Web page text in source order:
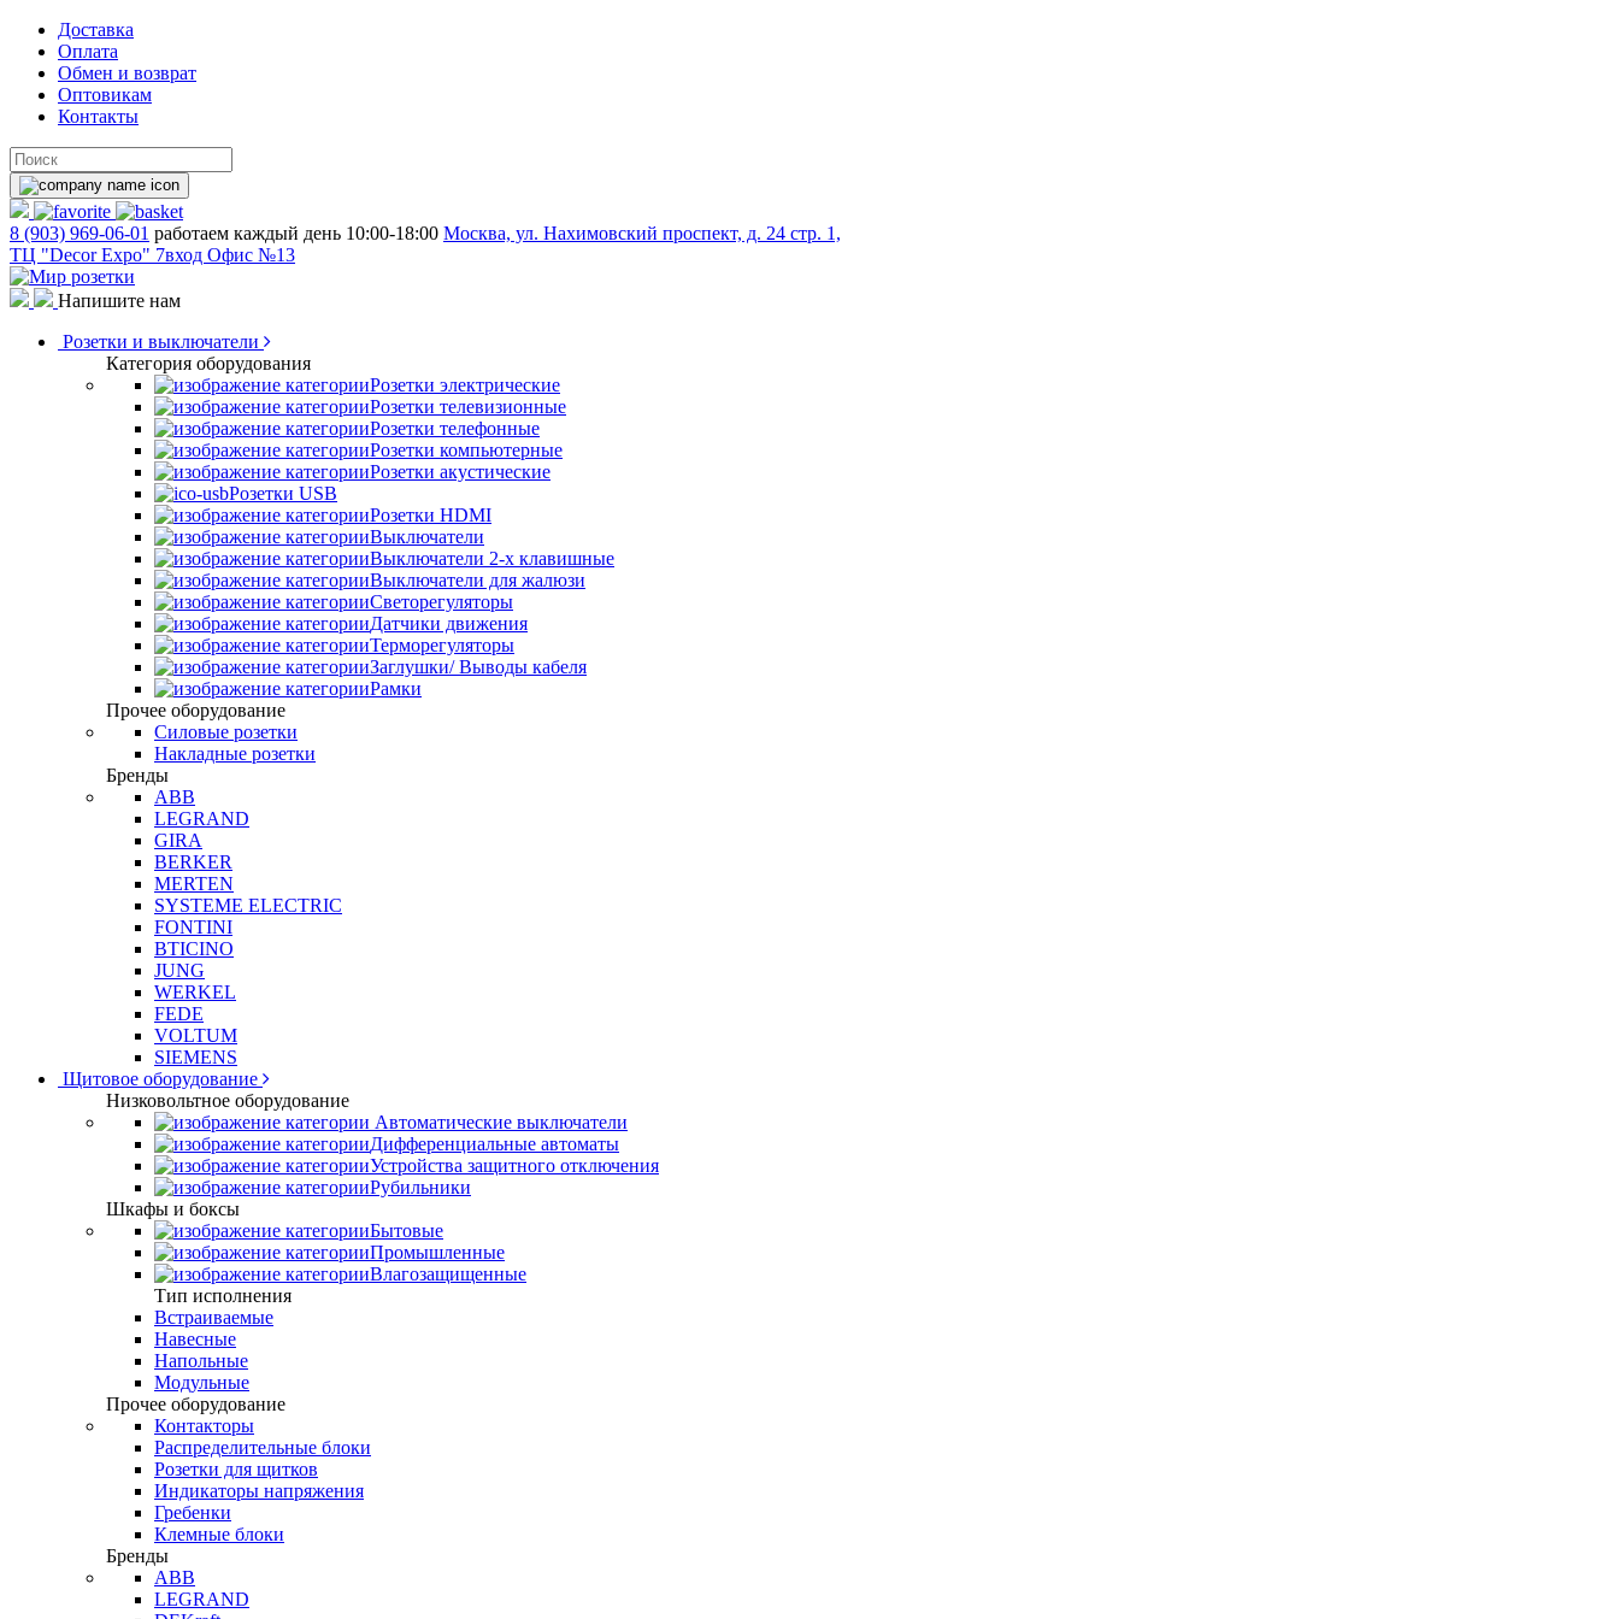
Доставка
Оплата
Обмен и возврат
Оптовикам
Контакты
8 (903) 969-06-01 работаем каждый день 10:00-18:00 Москва, ул. Нахимовский проспект, д. 24 стр. 1,
ТЦ "Decor Expo" 7вход Офис №13
Напишите нам
Розетки и выключатели
Категория оборудования
Розетки электрические
Розетки телевизионные
Розетки телефонные
Розетки компьютерные
Розетки акустические
Розетки USB
Розетки HDMI
Выключатели
Выключатели 2-х клавишные
Выключатели для жалюзи
Светорегуляторы
Датчики движения
Терморегуляторы
Заглушки/ Выводы кабеля
Рамки
Прочее оборудование
Силовые розетки
Накладные розетки
Бренды
ABB
LEGRAND
GIRA
BERKER
MERTEN
SYSTEME ELECTRIC
FONTINI
BTICINO
JUNG
WERKEL
FEDE
VOLTUM
SIEMENS
Щитовое оборудование
Низковольтное оборудование
Автоматические выключатели
Дифференциальные автоматы
Устройства защитного отключения
Рубильники
Шкафы и боксы
Бытовые
Промышленные
Влагозащищенные
Тип исполнения
Встраиваемые
Навесные
Напольные
Модульные
Прочее оборудование
Контакторы
Распределительные блоки
Розетки для щитков
Индикаторы напряжения
Гребенки
Клемные блоки
Бренды
ABB
LEGRAND